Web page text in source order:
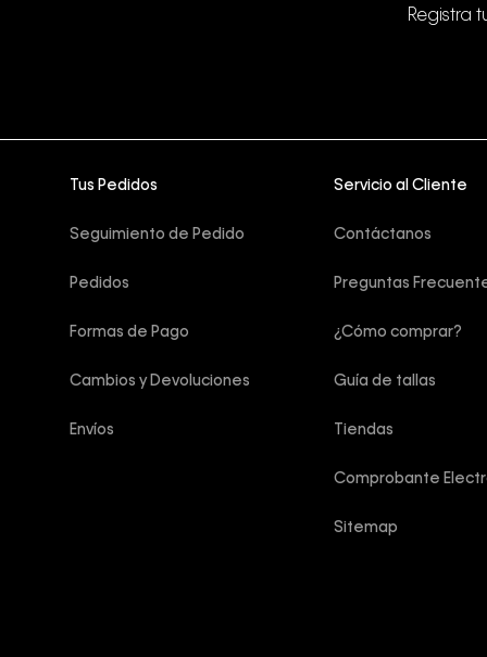
Registra
Tus Pedidos
Seguimiento de Pedido
Pedidos
Formas de Pago
Cambios y Devoluciones
Envíos
Servicio al Cliente
Contáctanos
Preguntas
¿Cómo comprar?
Guía de tallas
Tiendas
Comprobante
Sitemap